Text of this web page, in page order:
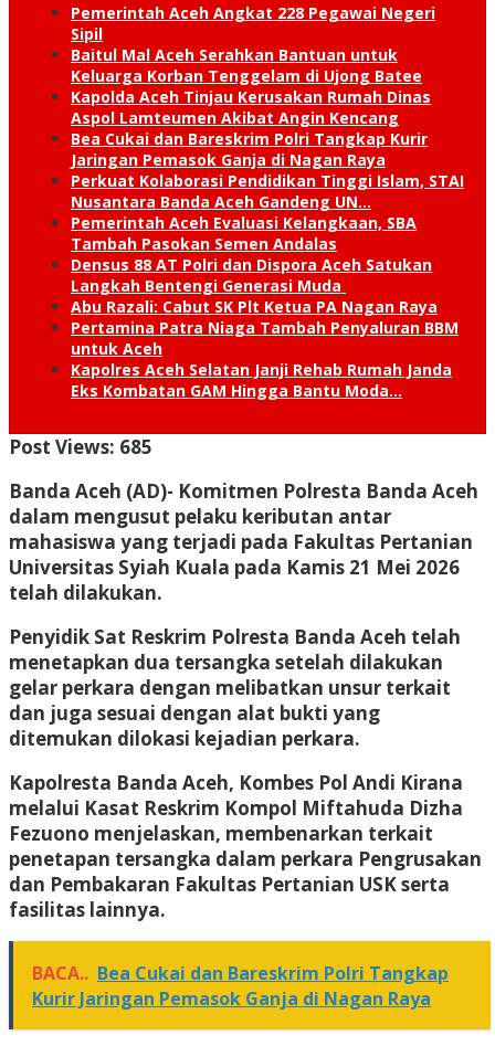
Pemerintah Aceh Angkat 228 Pegawai Negeri
Sipil
Baitul Mal Aceh Serahkan Bantuan untuk
Keluarga Korban Tenggelam di Ujong Batee
Kapolda Aceh Tinjau Kerusakan Rumah Dinas
Aspol Lamteumen Akibat Angin Kencang
Bea Cukai dan Bareskrim Polri Tangkap Kurir
Jaringan Pemasok Ganja di Nagan Raya
Perkuat Kolaborasi Pendidikan Tinggi Islam, STAI
Nusantara Banda Aceh Gandeng UN…
Pemerintah Aceh Evaluasi Kelangkaan, SBA
Tambah Pasokan Semen Andalas
Densus 88 AT Polri dan Dispora Aceh Satukan
Langkah Bentengi Generasi Muda
Abu Razali: Cabut SK Plt Ketua PA Nagan Raya
Pertamina Patra Niaga Tambah Penyaluran BBM
untuk Aceh
Kapolres Aceh Selatan Janji Rehab Rumah Janda
Eks Kombatan GAM Hingga Bantu Moda…
Post Views: 685
Banda Aceh (AD)- Komitmen Polresta Banda Aceh
dalam mengusut pelaku keributan antar
mahasiswa yang terjadi pada Fakultas Pertanian
Universitas Syiah Kuala pada Kamis 21 Mei 2026
telah dilakukan.
Penyidik Sat Reskrim Polresta Banda Aceh telah
menetapkan dua tersangka setelah dilakukan
gelar perkara dengan melibatkan unsur terkait
dan juga sesuai dengan alat bukti yang
ditemukan dilokasi kejadian perkara.
Kapolresta Banda Aceh, Kombes Pol Andi Kirana
melalui Kasat Reskrim Kompol Miftahuda Dizha
Fezuono menjelaskan, membenarkan terkait
penetapan tersangka dalam perkara Pengrusakan
dan Pembakaran Fakultas Pertanian USK serta
fasilitas lainnya.
BACA.. Bea Cukai dan Bareskrim Polri Tangkap
Kurir Jaringan Pemasok Ganja di Nagan Raya